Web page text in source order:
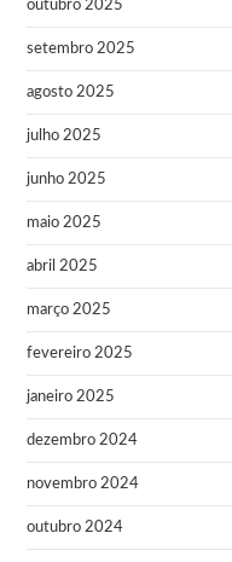
outubro 2025
setembro 2025
agosto 2025
julho 2025
junho 2025
maio 2025
abril 2025
março 2025
fevereiro 2025
janeiro 2025
dezembro 2024
novembro 2024
outubro 2024